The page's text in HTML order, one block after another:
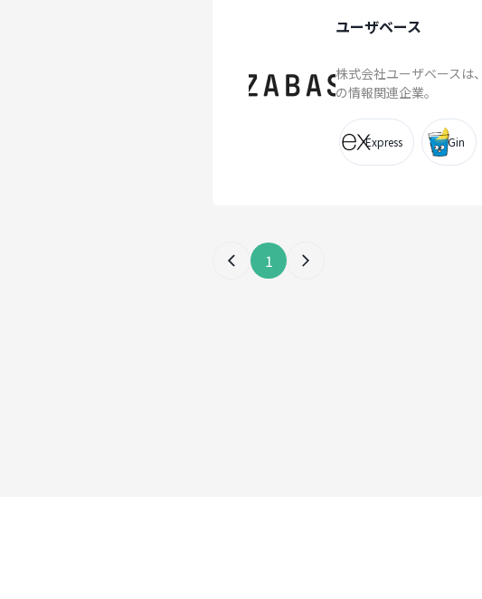
ユーザベース
株式会社ユーザベースは
の情報関連企業。
Express Gin
1